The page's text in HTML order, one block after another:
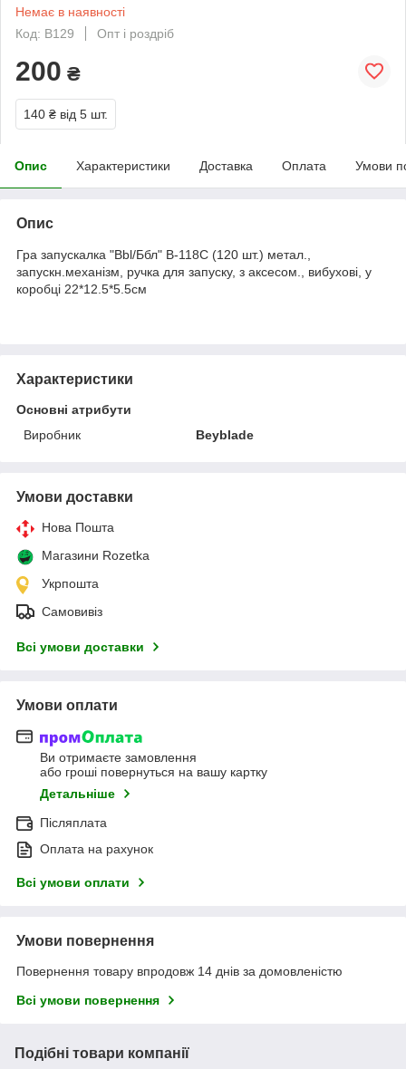
Немає в наявності
Код: B129
Опт і роздріб
200 ₴
140 ₴ від 5 шт.
Опис Характеристики Доставка Оплата Умови
Опис
Гра запускалка "Bbl/Ббл" B-118C (120 шт.) метал.,
запускн.механізм, ручка для запуску, з аксесом., вибухові, у
коробці 22*12.5*5.5см
Характеристики
Основні атрибути
Виробник
Beyblade
Умови доставки
Нова Пошта
Магазини Rozetka
Укрпошта
Самовивіз
Всі умови доставки
Умови оплати
Ви отримаєте замовлення
або гроші повернуться на вашу картку
Детальніше
Післяплата
Оплата на рахунок
Всі умови оплати
Умови повернення
Повернення товару впродовж 14 днів за домовленістю
Всі умови повернення
Подібні товари компанії